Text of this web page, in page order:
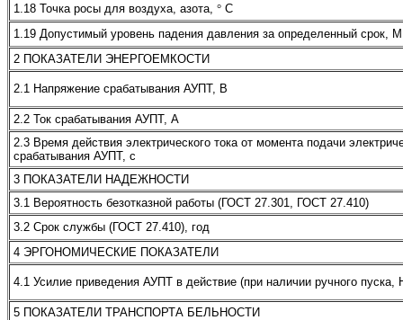
1.18 Точка росы для воздуха, азота, ° С
1.19 Допустимый уровень падения давления за определенный срок,
2 ПОКАЗАТЕЛИ ЭНЕРГОЕМКОСТИ
2.1 Напряжение срабатывания АУПТ, В
2.2 Ток срабатывания АУПТ, А
2.3 Время действия электрического тока от момента подачи
срабатывания АУПТ, с
3 ПОКАЗАТЕЛИ НАДЕЖНОСТИ
3.1 Вероятность безотказной работы (ГОСТ 27.301, ГОСТ 27.410)
3.2 Срок службы (ГОСТ 27.410), год
4 ЭРГОНОМИЧЕСКИЕ ПОКАЗАТЕЛИ
4.1 Усилие приведения АУПТ в действие (при наличии ручного пуска,
5 ПОКАЗАТЕЛИ ТРАНСПОРТА БЕЛЬНОСТИ